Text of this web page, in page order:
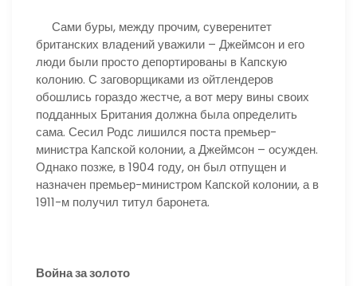
Сами буры, между прочим, суверенитет
британских владений уважили – Джеймсон и его
люди были просто депортированы в Капскую
колонию. С заговорщиками из ойтлендеров
обошлись гораздо жестче, а вот меру вины своих
подданных Британия должна была определить
сама. Сесил Родс лишился поста премьер-
министра Капской колонии, а Джеймсон – осужден.
Однако позже, в 1904 году, он был отпущен и
назначен премьер-министром Капской колонии, а в
1911-м получил титул баронета.
Война за золото